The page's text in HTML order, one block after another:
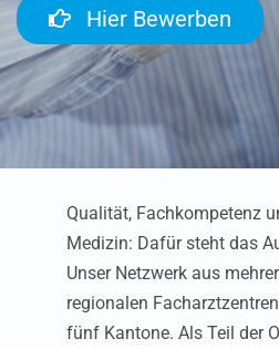
Hier Bewerben
Qualität, Fachkompetenz
Medizin: Dafür steht das
Unser Netzwerk aus
regionalen
fünf Kantone. Als Teil der